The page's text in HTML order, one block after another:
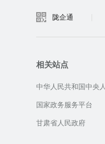
陇企通
相关站点
中华人民共和国中央
国家政务服务平台
甘肃省人民政府